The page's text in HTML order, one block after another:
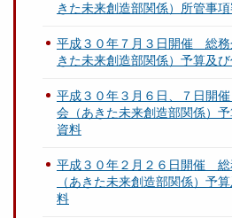
きた未来創造部関係）所管事
平成３０年７月３日開催 総務
きた未来創造部関係）予算及
平成３０年３月６日、７日開
会（あきた未来創造部関係）
資料
平成３０年２月２６日開催 総
（あきた未来創造部関係）予
料